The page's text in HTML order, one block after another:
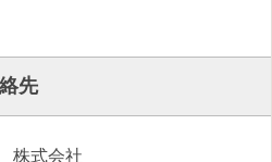
先
株式会社